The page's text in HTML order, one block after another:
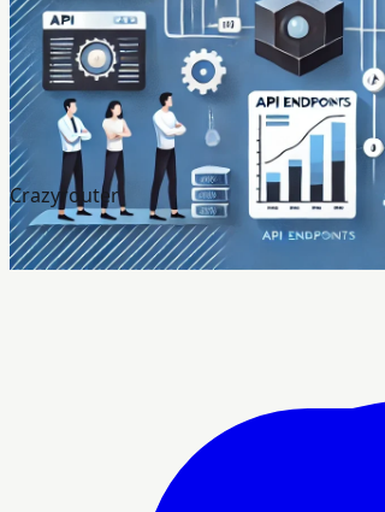
Crazyrouter